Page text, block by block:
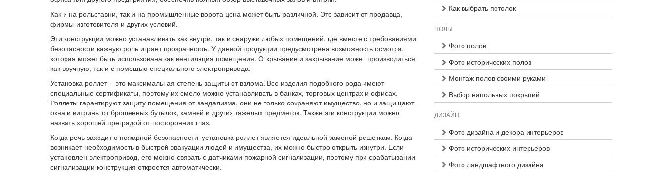
Как и на рольставни, так и на промышленные ворота цена может быть различной. Это зависит от продавца,
фирмы-изготовителя и других условий.
Эти конструкции можно устанавливать как внутри, так и снаружи любых помещений, где вместе с требованиями
безопасности важную роль играет прозрачность. У данной продукции предусмотрена возможность осмотра,
которая может быть использована как вентиляция помещения. Открывание и закрывание может производиться
как вручную, так и с помощью специального электропривода.
Установка роллет – это максимальная степень защиты от взлома. Все изделия подобного рода имеют
специальные сертификаты, поэтому их смело можно устанавливать в банках, торговых центрах и офисах.
Роллеты гарантируют защиту помещения от вандализма, они не только сохраняют имущество, но и защищают
окна и витрины от брошенных бутылок, камней и других тяжелых предметов. Также эти конструкции можно
назвать хорошей преградой от посторонних глаз.
Когда речь заходит о пожарной безопасности, установка роллет является идеальной заменой решеткам. Когда
возникает необходимость в быстрой эвакуации людей и имущества, их можно быстро открыть изнутри. Если
установлен электропривод, его можно связать с датчиками пожарной сигнализации, поэтому при срабатывании
сигнализации конструкция откроется автоматически.
Как выбрать потолок
ПОЛЫ
Фото полов
Фото исторических полов
Монтаж полов своими руками
Выбор напольных покрытий
ДИЗАЙН
Фото дизайна и декора интерьеров
Фото исторических интерьеров
Фото ландшафтного дизайна